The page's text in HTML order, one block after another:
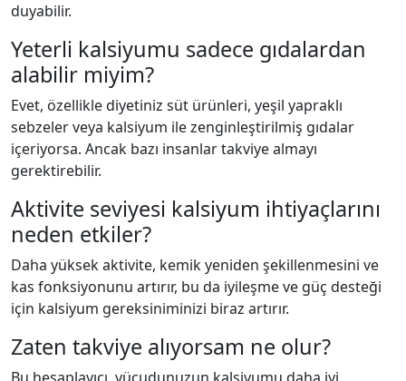
duyabilir.
Yeterli kalsiyumu sadece gıdalardan
alabilir miyim?
Evet, özellikle diyetiniz süt ürünleri, yeşil yapraklı
sebzeler veya kalsiyum ile zenginleştirilmiş gıdalar
içeriyorsa. Ancak bazı insanlar takviye almayı
gerektirebilir.
Aktivite seviyesi kalsiyum ihtiyaçlarını
neden etkiler?
Daha yüksek aktivite, kemik yeniden şekillenmesini ve
kas fonksiyonunu artırır, bu da iyileşme ve güç desteği
için kalsiyum gereksiniminizi biraz artırır.
Zaten takviye alıyorsam ne olur?